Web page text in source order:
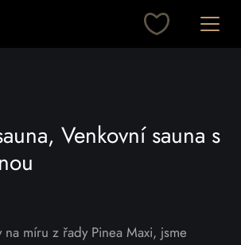
Venkovní sauna s
na míru z řady Pinea Maxi, jsme